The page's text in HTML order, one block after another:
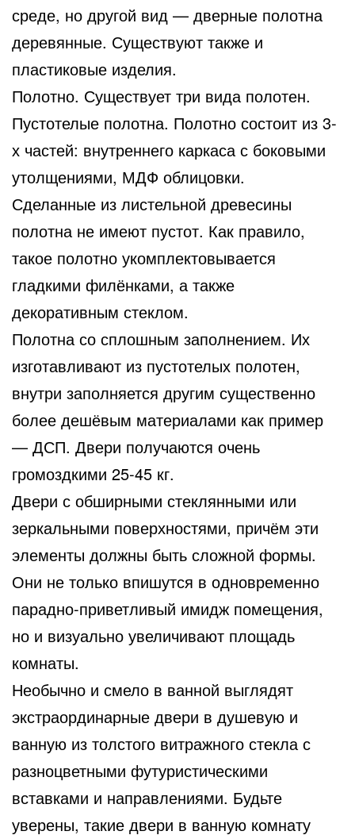
среде, но другой вид — дверные полотна
деревянные. Существуют также и
пластиковые изделия.
Полотно. Существует три вида полотен.
Пустотелые полотна. Полотно состоит из 3-
х частей: внутреннего каркаса с боковыми
утолщениями, МДФ облицовки.
Сделанные из листельной древесины
полотна не имеют пустот. Как правило,
такое полотно укомплектовывается
гладкими филёнками, а также
декоративным стеклом.
Полотна со сплошным заполнением. Их
изготавливают из пустотелых полотен,
внутри заполняется другим существенно
более дешёвым материалами как пример
— ДСП. Двери получаются очень
громоздкими 25-45 кг.
Двери с обширными стеклянными или
зеркальными поверхностями, причём эти
элементы должны быть сложной формы.
Они не только впишутся в одновременно
парадно-приветливый имидж помещения,
но и визуально увеличивают площадь
комнаты.
Необычно и смело в ванной выглядят
экстраординарные двери в душевую и
ванную из толстого витражного стекла с
разноцветными футуристическими
вставками и направлениями. Будьте
уверены, такие двери в ванную комнату